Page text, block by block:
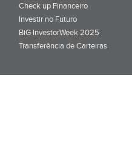
Check up Financeiro
Investir no Futuro
BiG InvestorWeek 2025;
Transferência de Carteiras;